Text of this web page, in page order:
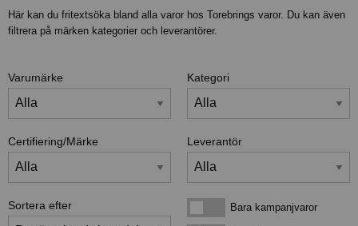
Här kan du fritextsöka bland alla varor hos Torebrings varor. Du kan även
filtrera på märken kategorier och leverantörer.
Varumärke Kategori
Certifiering/Märke Leverantör
Sortera efter Bara kampanjvarorBara kampanjvaror